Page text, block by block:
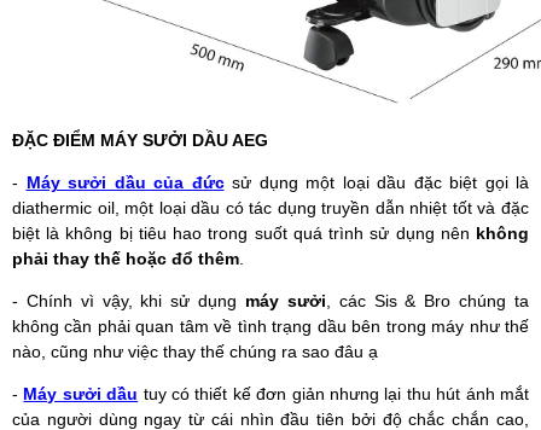
ĐẶC ĐIỂM MÁY SƯỞI DẦU AEG
- Máy sưởi dầu của đứcsử dụng một loại dầu đặc biệt gọi là
diathermic oil, một loại dầu có tác dụng truyền dẫn nhiệt tốt và đặc
biệt là không bị tiêu hao trong suốt quá trình sử dụng nên không
phải thay thế hoặc đổ thêm
- Chính vì vậy, khi sử dụng máy sưởi , các Sis & Bro chúng ta
không cần phải quan tâm về tình trạng dầu bên trong máy như thế
nào, cũng như việc thay thế chúng ra sao đâu ạ
- Máy sưởi dầu tuy có thiết kế đơn giản nhưng lại thu hút ánh mắt
của người dùng ngay từ cái nhìn đầu tiên bởi độ chắc chắn cao,